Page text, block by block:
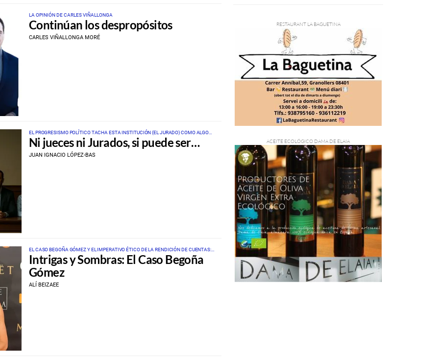
LA OPINIÓN DE CARLES VIÑALLONGA
Continúan los despropósitos
CARLES VIÑALLONGA MORÉ
EL PROGRESISMO POLÍTICO TACHA ESTA INSTITUCIÓN (EL JURADO) COMO ALGO
INADMISIBLE CUANDO NO LO FUE PARA JUZGAR A MATAS O A CAMPS
Ni jueces ni Jurados, si puede ser…
JUAN IGNACIO LÓPEZ-BAS
EL CASO BEGOÑA GÓMEZ Y EL IMPERATIVO ÉTICO DE LA RENDICIÓN DE CUENTAS:
UNA HISTORIA DE PODER Y RESPONSABILIDAD
Intrigas y Sombras: El Caso Begoña
Gómez
ALÍ BEIZAEE